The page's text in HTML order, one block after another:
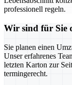
professionell regeln.
Wir sind für Sie
Sie planen einen
Unser erfahrenes
letzten Karton zur
termingerecht.